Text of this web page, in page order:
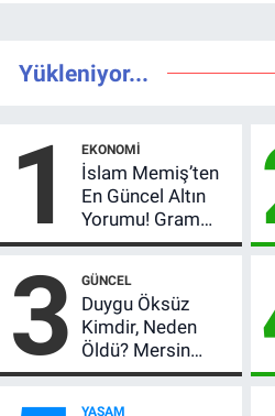
Yükleniyor...
1 EKONOMI
İslam Memiş’ten
En Güncel Altın
Yorumu! Gram
Altın İçin 6.350 TL
Beklentisi
Değişmedi
3 GÜNCEL
Duygu Öksüz
Kimdir, Neden
Öldü? Mersin
Basınının Acı
YAŞAM